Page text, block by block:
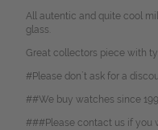
All autentic and quite cool
glass.
Great collectors piece with
#Please don`t ask for a
##We buy watches since
###Please contact us if you